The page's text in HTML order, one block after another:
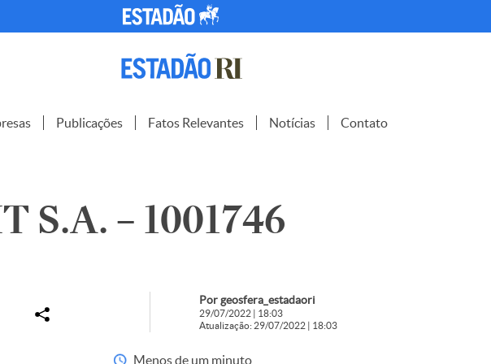
Publicações Fatos Relevantes Notícias Contato
S.A. – 1001746
Por geosfera_estadaori
29/07/2022 | 18:03
Atualização: 29/07/2022 | 18:03
Menos de um minuto